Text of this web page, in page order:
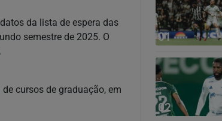
da lista de espera das
semestre de 2025. O
cursos de graduação, em
01
02